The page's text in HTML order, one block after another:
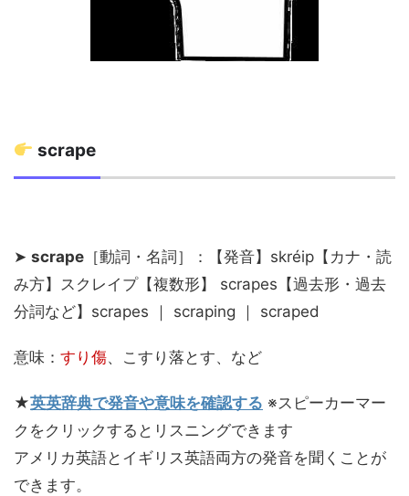
scrape
➤ scrape ［動詞・名詞］：【発音】skréip【カナ・読
み方】スクレイプ【複数形】 scrapes【過去形・過去
分詞など】scrapes ｜ scraping ｜ scraped
意味： すり傷、こすり落とす、など
★英英辞典で発音や意味を確認する ※スピーカーマー
クをクリックするとリスニングできます
アメリカ英語とイギリス英語両方の発音を聞くことが
できます。